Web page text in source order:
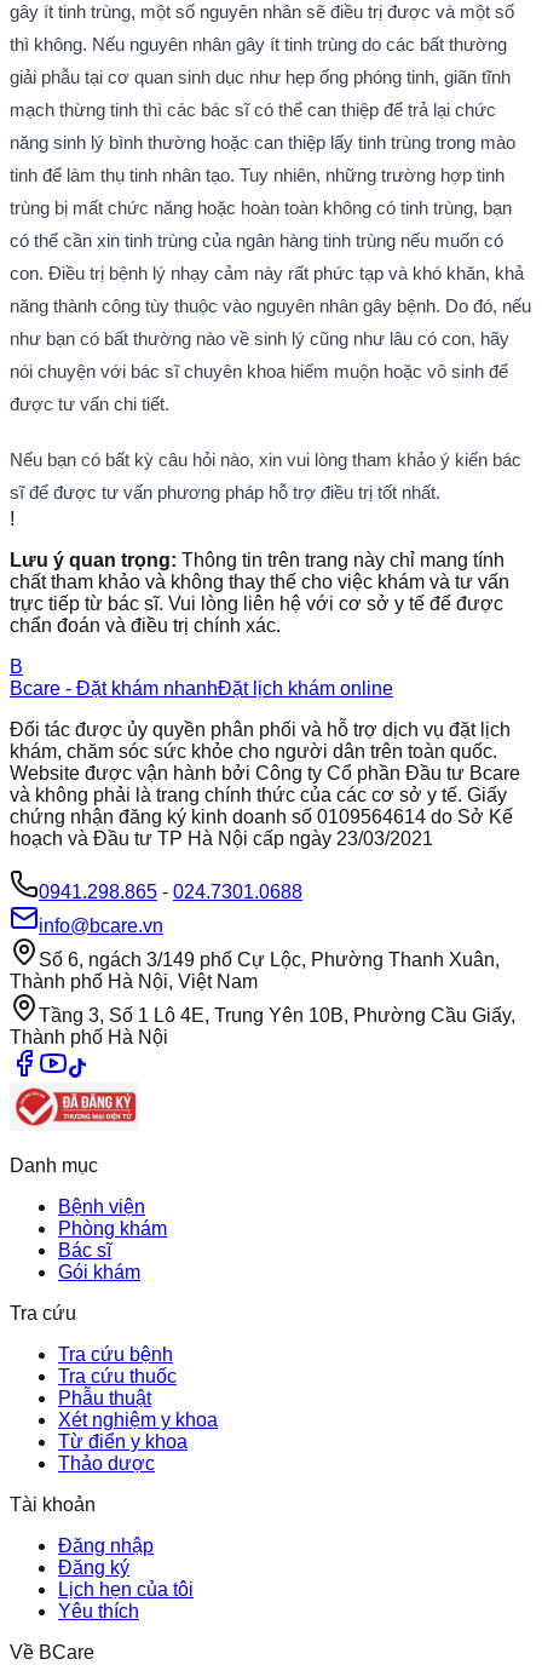
gây ít tinh trùng, một số nguyên nhân sẽ điều trị được và một số
thì không. Nếu nguyên nhân gây ít tinh trùng do các bất thường
giải phẫu tại cơ quan sinh dục như hẹp ống phóng tinh, giãn tĩnh
mạch thừng tinh thì các bác sĩ có thể can thiệp để trả lại chức
năng sinh lý bình thường hoặc can thiệp lấy tinh trùng trong mào
tinh để làm thụ tinh nhân tạo. Tuy nhiên, những trường hợp tinh
trùng bị mất chức năng hoặc hoàn toàn không có tinh trùng, bạn
có thể cần xin tinh trùng của ngân hàng tinh trùng nếu muốn có
con. Điều trị bệnh lý nhạy cảm này rất phức tạp và khó khăn, khả
năng thành công tùy thuộc vào nguyên nhân gây bệnh. Do đó, nếu
như bạn có bất thường nào về sinh lý cũng như lâu có con, hãy
nói chuyện với bác sĩ chuyên khoa hiếm muộn hoặc vô sinh để
được tư vấn chi tiết.
Nếu bạn có bất kỳ câu hỏi nào, xin vui lòng tham khảo ý kiến bác
sĩ để được tư vấn phương pháp hỗ trợ điều trị tốt nhất.
!
Lưu ý quan trọng: Thông tin trên trang này chỉ mang tính
chất tham khảo và không thay thế cho việc khám và tư vấn
trực tiếp từ bác sĩ. Vui lòng liên hệ với cơ sở y tế để được
chẩn đoán và điều trị chính xác.
B
Bcare - Đặt khám nhanhĐặt lịch khám online
Đối tác được ủy quyền phân phối và hỗ trợ dịch vụ đặt lịch
khám, chăm sóc sức khỏe cho người dân trên toàn quốc.
Website được vận hành bởi Công ty Cổ phần Đầu tư Bcare
và không phải là trang chính thức của các cơ sở y tế. Giấy
chứng nhận đăng ký kinh doanh số 0109564614 do Sở Kế
hoạch và Đầu tư TP Hà Nội cấp ngày 23/03/2021
0941.298.865 - 024.7301.0688
info@bcare.vn
Số 6, ngách 3/149 phố Cự Lộc, Phường Thanh Xuân,
Thành phố Hà Nội, Việt Nam
Tầng 3, Số 1 Lô 4E, Trung Yên 10B, Phường Cầu Giấy,
Thành phố Hà Nội
Danh mục
Bệnh viện
Phòng khám
Bác sĩ
Gói khám
Tra cứu
Tra cứu bệnh
Tra cứu thuốc
Phẫu thuật
Xét nghiệm y khoa
Từ điển y khoa
Thảo dược
Tài khoản
Đăng nhập
Đăng ký
Lịch hẹn của tôi
Yêu thích
Về BCare